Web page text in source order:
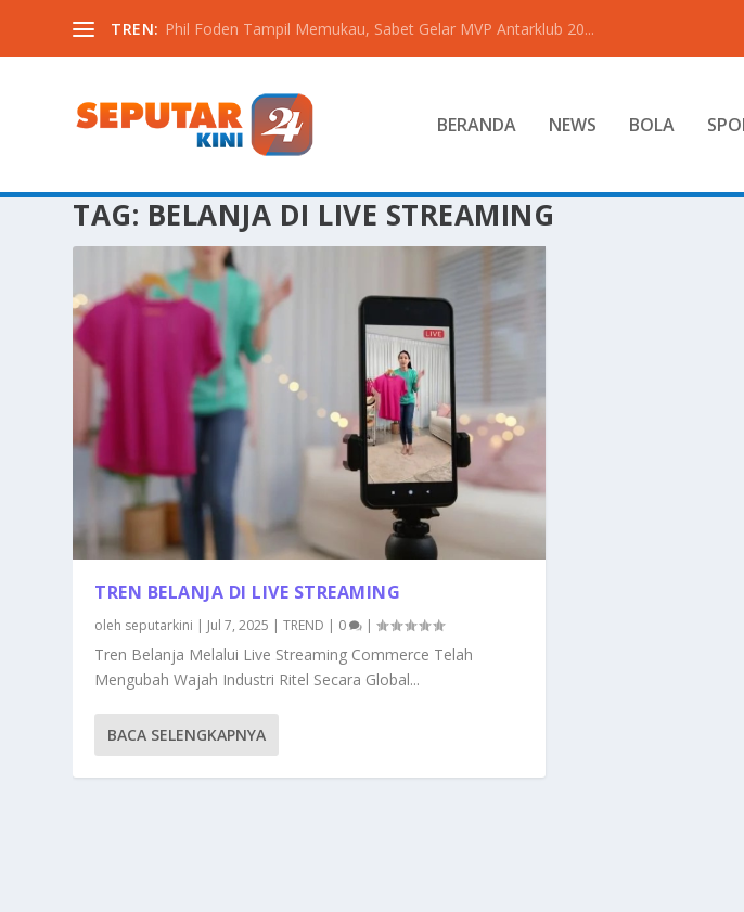
TREN: Phil Foden Tampil Memukau, Sabet Gelar MVP Antarklub 20...
BERANDA NEWS BOLA
TAG: BELANJA DI LIVE STREAMING
TREN BELANJA DI LIVE STREAMING
oleh seputarkini | Jul 7, 2025 |TREND | 0 |
Tren Belanja Melalui Live Streaming Commerce Telah
Mengubah Wajah Industri Ritel Secara Global...
BACA SELENGKAPNYA